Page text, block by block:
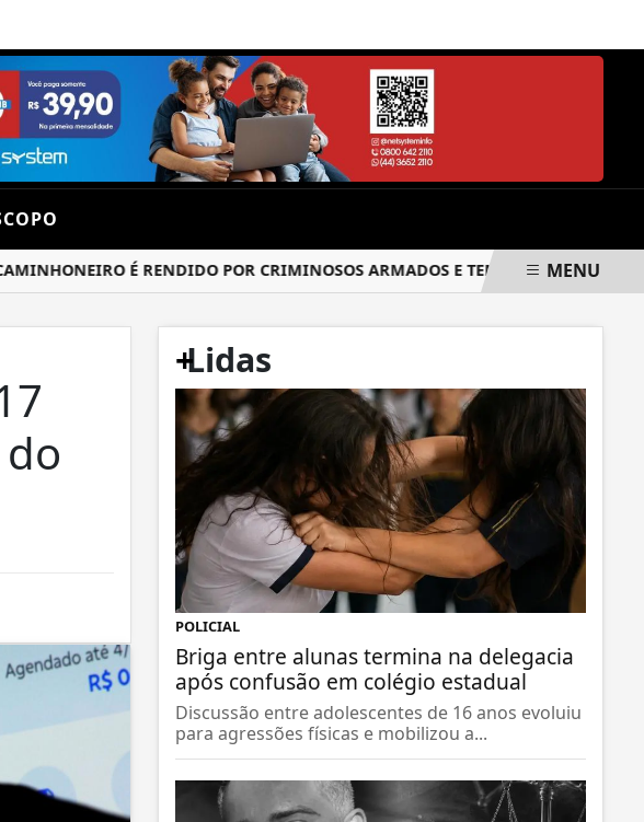
É RENDIDO POR CRIMINOSOS ARMADOS E TEM PARTE DA CARGA
MENU
+
Lidas
POLICIAL
Briga entre alunas termina na delegacia
após confusão em colégio estadual
Discussão entre adolescentes de 16 anos evoluiu
para agressões físicas e mobilizou a...